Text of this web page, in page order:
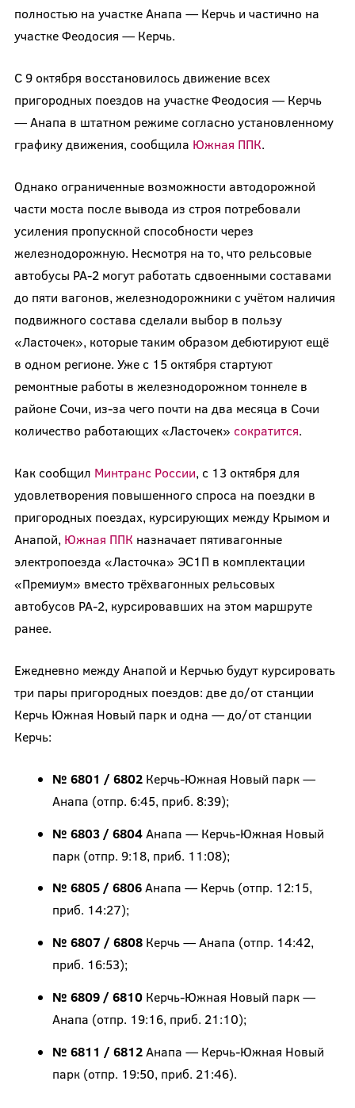
полностью на участке Анапа — Керчь и частично на
участке Феодосия — Керчь.
С 9 октября восстановилось движение всех
пригородных поездов на участке Феодосия — Керчь
— Анапа в штатном режиме согласно установленному
графику движения, сообщила Южная ППК.
Однако ограниченные возможности автодорожной
части моста после вывода из строя потребовали
усиления пропускной способности через
железнодорожную. Несмотря на то, что рельсовые
автобусы РА-2 могут работать сдвоенными составами
до пяти вагонов, железнодорожники с учётом наличия
подвижного состава сделали выбор в пользу
«Ласточек», которые таким образом дебютируют ещё
в одном регионе. Уже с 15 октября стартуют
ремонтные работы в железнодорожном тоннеле в
районе Сочи, из-за чего почти на два месяца в Сочи
количество работающих «Ласточек» сократится.
Как сообщил Минтранс России, с 13 октября для
удовлетворения повышенного спроса на поездки в
пригородных поездах, курсирующих между Крымом и
Анапой, Южная ППК назначает пятивагонные
электропоезда «Ласточка» ЭС1П в комплектации
«Премиум» вместо трёхвагонных рельсовых
автобусов РА-2, курсировавших на этом маршруте
ранее.
Ежедневно между Анапой и Керчью будут курсировать
три пары пригородных поездов: две до/от станции
Керчь Южная Новый парк и одна — до/от станции
Керчь:
№ 6801 / 6802Керчь-Южная Новый парк —
Анапа (отпр. 6:45, приб. 8:39);
№ 6803 / 6804Анапа — Керчь-Южная Новый
парк (отпр. 9:18, приб. 11:08);
№ 6805 / 6806Анапа — Керчь (отпр. 12:15,
приб. 14:27);
№ 6807 / 6808Керчь — Анапа (отпр. 14:42,
приб. 16:53);
№ 6809 / 6810Керчь-Южная Новый парк —
Анапа (отпр. 19:16, приб. 21:10);
№ 6811 / 6812Анапа — Керчь-Южная Новый
парк (отпр. 19:50, приб. 21:46).